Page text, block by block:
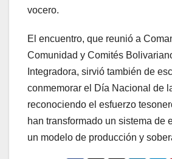
vocero.
El encuentro, que reunió a
Comunidad y Comités
Integradora, sirvió también de
conmemorar el Día Nacional de
reconociendo el esfuerzo
han transformado un sistema de
un modelo de producción y